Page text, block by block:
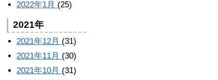
2022年1月 (25)
2021年
2021年12月 (31)
2021年11月 (30)
2021年10月 (31)